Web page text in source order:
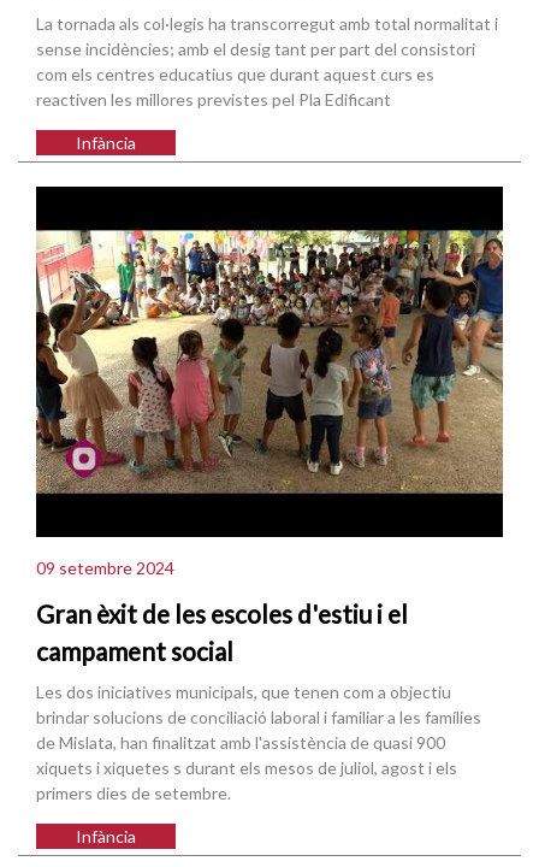
La tornada als col·legis ha transcorregut amb total normalitat i
sense incidències; amb el desig tant per part del consistori
com els centres educatius que durant aquest curs es
reactiven les millores previstes pel Pla Edificant
Infància
09 setembre 2024
Gran èxit de les escoles d'estiu i el
campament social
Les dos iniciatives municipals, que tenen com a objectiu
brindar solucions de conciliació laboral i familiar a les famílies
de Mislata, han finalitzat amb l'assistència de quasi 900
xiquets i xiquetes s durant els mesos de juliol, agost i els
primers dies de setembre.
Infància